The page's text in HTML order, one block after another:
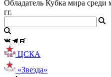
Обладатель Кубка мира
гг.
ЦСКА
«Звезда»